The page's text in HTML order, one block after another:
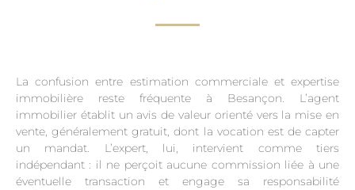
La confusion entre estimation commerciale et expertise
immobilière reste fréquente à Besançon. L’agent
immobilier établit un avis de valeur orienté vers la mise en
vente, généralement gratuit, dont la vocation est de capter
un mandat. L’expert, lui, intervient comme tiers
indépendant : il ne perçoit aucune commission liée à une
éventuelle transaction et engage sa responsabilité